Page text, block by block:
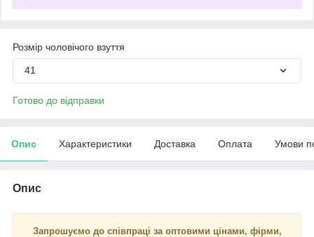
Розмір чоловічого взуття
41
Готово до відправки
Опис Характеристики Доставка Оплата Умови
Опис
Запрошуємо до співпраці за оптовими цінами, фірми,